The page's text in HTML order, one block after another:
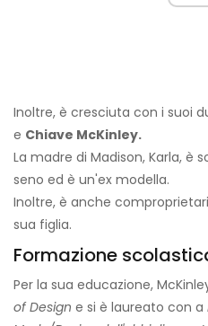
Inoltre, è cresciuta con i suoi
e Chiave McKinley.
La madre di Madison, Karla, è
seno ed è un'ex modella.
Inoltre, è anche
sua figlia.
Formazione
Per la sua educazione,
of Design e si è laureato con a